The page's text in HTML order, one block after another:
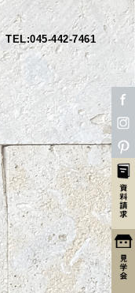
TEL:045-442-7461